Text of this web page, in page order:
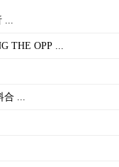
THE OPP ...
...